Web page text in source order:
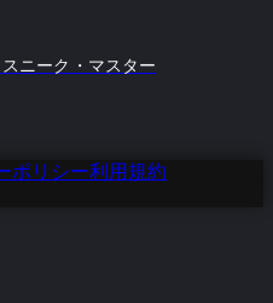
ニーク・マスター
ポリシー利用規約